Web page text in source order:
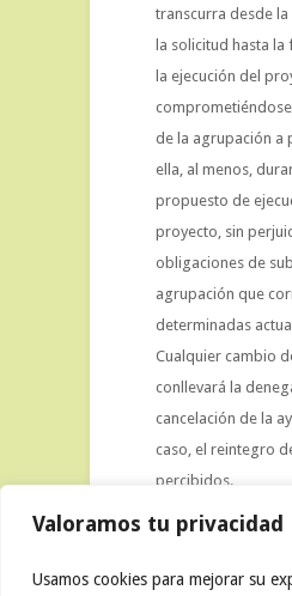
Valoramos tu privacidad
Usamos cookies para mejorar su
transcurra desde
la solicitud hasta
la ejecución del
de la agrupación a
ella, al menos,
propuesto de
proyecto, sin
obligaciones de
agrupación que
determinadas
Cualquier cambio
conllevará la
cancelación de la
caso, el reintegro
percibidos.